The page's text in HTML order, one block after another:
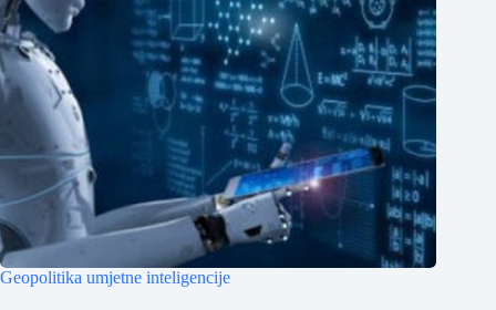
Geopolitika umjetne inteligencije